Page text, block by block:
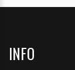
INFO